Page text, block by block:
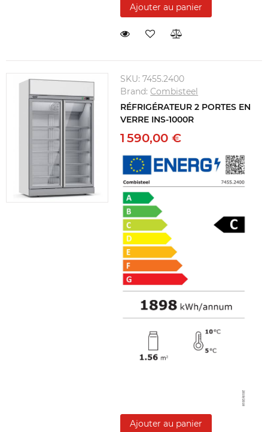
Ajouter au panier
SKU:7455.2400
Brand:Combisteel
RÉFRIGÉRATEUR 2 PORTES EN
VERRE INS-1000R
1 590,00 €
Ajouter au panier